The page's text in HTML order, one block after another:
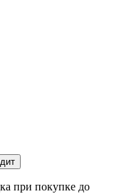
при покупке до